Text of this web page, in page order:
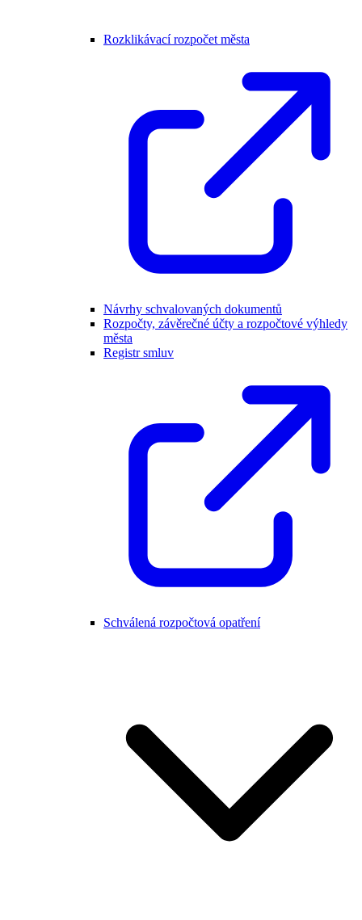
Rozklikávací rozpočet města
Návrhy schvalovaných dokumentů
Rozpočty, závěrečné účty a rozpočtové výhledy
města
Registr smluv
Schválená rozpočtová opatření